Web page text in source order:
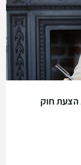
הצעת חוק